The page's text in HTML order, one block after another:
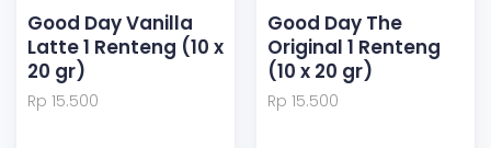
Good Day Vanilla
Latte 1 Renteng (10 x
20 gr)
Rp 15.500
Good Day The
Original 1 Renteng
(10 x 20 gr)
Rp 15.500